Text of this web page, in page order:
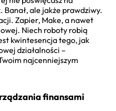
ale jakże prawdziwy.
Zapier, Make, a nawet
Niech roboty robią
kwintesencja tego, jak
działalności –
najcenniejszym
finansami